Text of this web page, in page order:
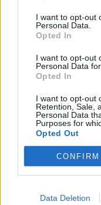
I want to opt-out
Personal Data.
Opted In
I want to opt-out
Personal Data
Opted In
I want to opt-out
Retention, Sale,
Personal Data
Purposes for
Opted Out
CONFIRM
Data Deletion
ΒΑΠΤΙΣΤΙΚΌΣ ΣΤΑΥΡΌΣ
FROSTED ΥΦΉ ΚΑΙ
ΜΟΝΤΈΡΝΟ
375€